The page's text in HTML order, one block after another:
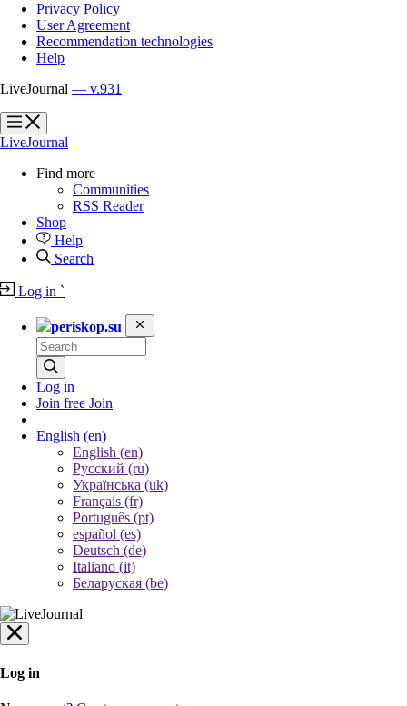
Privacy Policy
User Agreement
Recommendation technologies
Help
LiveJournal — v.931
?
?
LiveJournal
Find more
Communities
RSS Reader
Shop
Help
Search
Log in `
periskop.su
Log in
Join free Join
English (en)
English (en)
Русский (ru)
Українська (uk)
Français (fr)
Português (pt)
español (es)
Deutsch (de)
Italiano (it)
Беларуская (be)
Log in